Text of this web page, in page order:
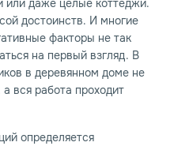
или даже целые коттеджи.
достоинств. И многие
факторы не так
на первый взгляд. В
в деревянном доме не
вся работа проходит
определяется